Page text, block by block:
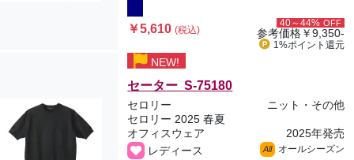
￥5,610(税込)
40～44% OFF
参考価格￥9,350-
1%ポイント 還元
NEW!
セーター S-75180
セロリー
ニット・その他
セロリー 2025 春夏
オフィスウェア
2025年発売
レディース
All オールシーズン